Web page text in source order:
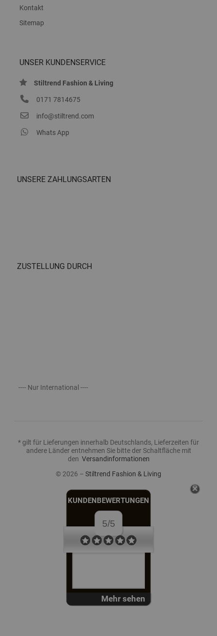
Kontakt
Sitemap
UNSER KUNDENSERVICE
Stiltrend Fashion & Living
0171 7814675
info@stiltrend.com
Whats App
ZUSTELLUNG DURCH
---- Nur International ----
UNSERE ZAHLUNGSARTEN
* gilt für Lieferungen innerhalb Deutschlands, Lieferzeiten für
andere Länder entnehmen Sie bitte der Schaltfläche mit
den Versandinformationen
© 2026 – Stiltrend Fashion & Living
KUNDENBEWERTUNGEN
5/5
Mehr sehen